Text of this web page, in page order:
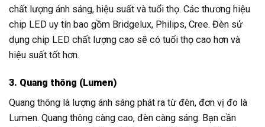
chất lượng ánh sáng, hiệu suất và tuổi thọ. Các thương hiệu
chip LED uy tín bao gồm Bridgelux, Philips, Cree. Đèn sử
dụng chip LED chất lượng cao sẽ có tuổi thọ cao hơn và
hiệu suất tốt hơn.
3. Quang thông (Lumen)
Quang thông là lượng ánh sáng phát ra từ đèn, đơn vị đo là
Lumen. Quang thông càng cao, đèn càng sáng. Bạn cần